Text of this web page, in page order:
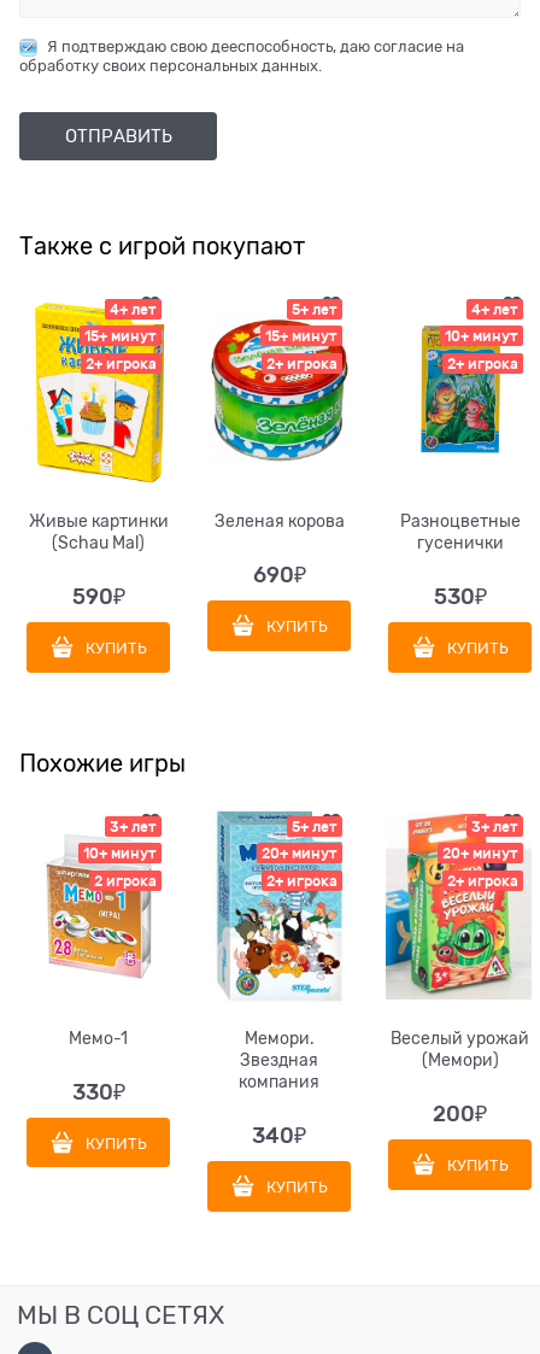
Я подтверждаю свою дееспособность, даю согласие на
обработку своих персональных данных.
Также с игрой покупают
4+ лет
15+ минут
2+ игрока
Живые картинки
(Schau Mal)
590₽
КУПИТЬ
5+ лет
15+ минут
2+ игрока
Зеленая корова
690₽
КУПИТЬ
4+ лет
10+ минут
2+ игрока
Разноцветные
гусенички
530₽
КУПИТЬ
Похожие игры
3+ лет
10+ минут
2 игрока
Мемо-1
330₽
КУПИТЬ
5+ лет
20+ минут
2+ игрока
Мемори.
Звездная
компания
340₽
КУПИТЬ
3+ лет
20+ минут
2+ игрока
Веселый урожай
(Мемори)
200₽
КУПИТЬ
МЫ В СОЦ СЕТЯХ